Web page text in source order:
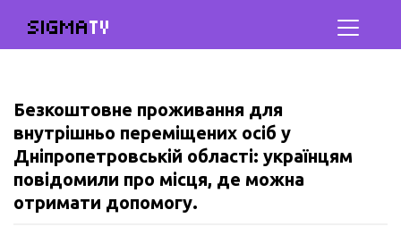
SIGMATV
Безкоштовне проживання для
внутрішньо переміщених осіб у
Дніпропетровській області: українцям
повідомили про місця, де можна
отримати допомогу.